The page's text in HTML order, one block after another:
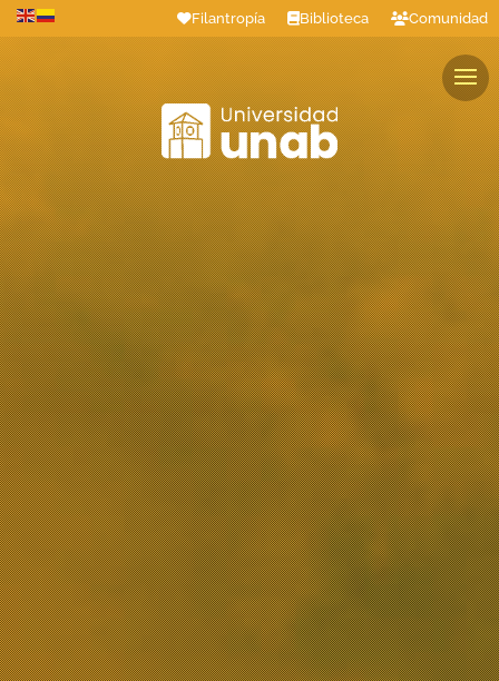
Filantropía Biblioteca Comunidad
Estudiantes Profesores